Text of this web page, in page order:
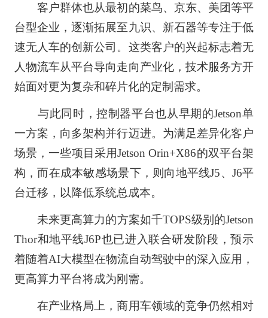
客户群体也从最初的菜鸟、京东、美团等平
台型企业，逐渐拓展至九识、新石器等专注于低
速无人车的创新公司。这类客户的兴起标志着无
人物流车从平台导向走向产业化，技术服务方开
始面对更为复杂和碎片化的定制需求。
与此同时，控制器平台也从早期的Jetson单
一方案，向多架构并行迈进。为满足差异化客户
场景，一些项目采用Jetson Orin+X86的双平台架
构，而在成本敏感场景下，则向地平线J5、J6平
台迁移，以降低系统总成本。
未来更高算力的方案如千TOPS级别的Jetson
Thor和地平线J6P也已进入联合研发阶段，预示
着随着AI大模型在物流自动驾驶中的深入应用，
更高算力平台将成为刚需。
在产业格局上，商用车领域的竞争仍然相对